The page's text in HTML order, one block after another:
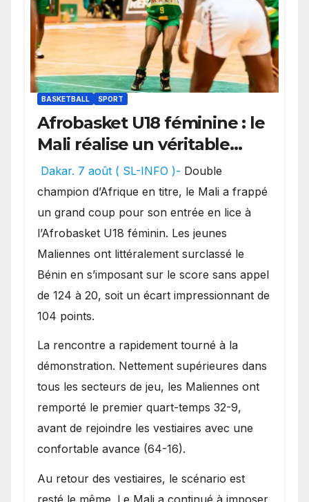
BASKETBALL SPORT
Afrobasket U18 féminine : le
Mali réalise un véritable
festival offensif et inflige
une lourde défaite au
Bénin.
Dakar. 7 août ( SL-INFO )- Double
champion d’Afrique en titre, le Mali a frappé
un grand coup pour son entrée en lice à
l’Afrobasket U18 féminin. Les jeunes
Maliennes ont littéralement surclassé le
Bénin en s’imposant sur le score sans appel
de 124 à 20, soit un écart impressionnant de
104 points.
La rencontre a rapidement tourné à la
démonstration. Nettement supérieures dans
tous les secteurs de jeu, les Maliennes ont
remporté le premier quart-temps 32-9,
avant de rejoindre les vestiaires avec une
confortable avance (64-16).
Au retour des vestiaires, le scénario est